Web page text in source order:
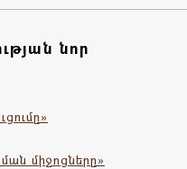
նոր
միջոցները»